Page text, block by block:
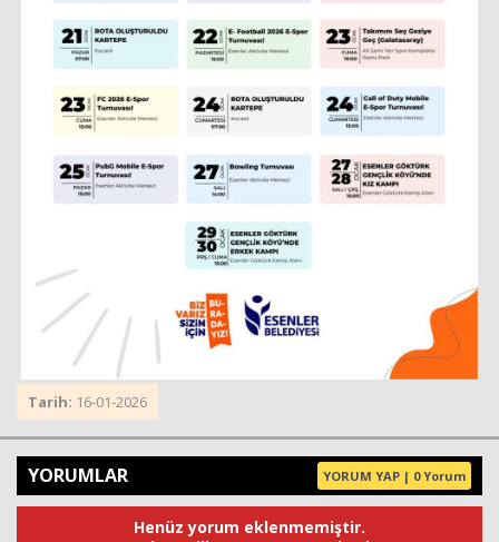
Tarih: 16-01-2026
YORUMLAR YORUM YAP | 0 Yorum
Henüz yorum eklenmemiştir.